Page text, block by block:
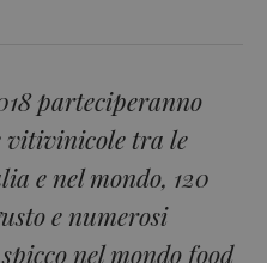
parteciperanno
vitivinicole tra le
e nel mondo, 120
e numerosi
nel mondo food